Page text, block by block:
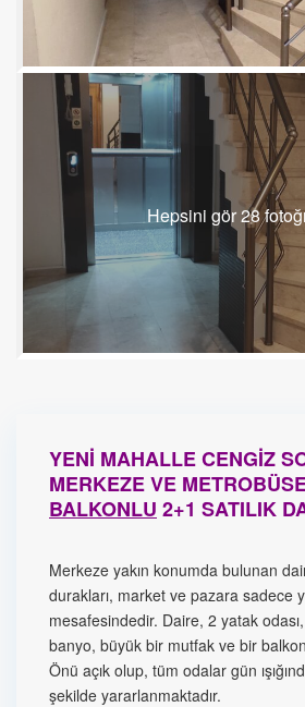
Hepsini gör 28
YENİ MAHALLE CENGİZ
MERKEZE VE
BALKONLU 2+1 SATILIK
Merkeze yakın konumda bulunan
durakları, market ve pazara sadece
mesafesindedir. Daire, 2 yatak
banyo, büyük bir mutfak ve bir
Önü açık olup, tüm odalar gün
şekilde yararlanmaktadır.